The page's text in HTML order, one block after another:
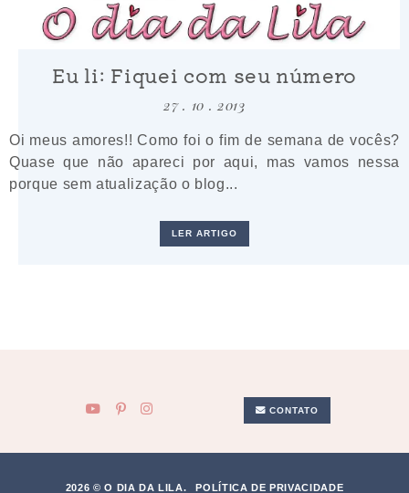
Eu li: Fiquei com seu número
27 . 10 . 2013
Oi meus amores!! Como foi o fim de semana de vocês?
Quase que não apareci por aqui, mas vamos nessa
porque sem atualização o blog...
LER ARTIGO
CONTATO
2026 © O DIA DA LILA. POLÍTICA DE PRIVACIDADE